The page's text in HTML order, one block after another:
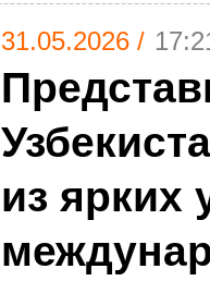
31.05.2026 /
из ярких